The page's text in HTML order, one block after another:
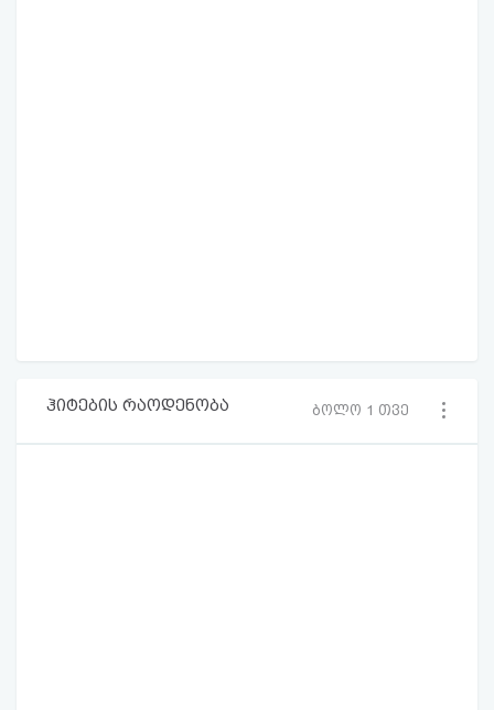
ჰიტების რაოდენობა ბოლო 1 თვე